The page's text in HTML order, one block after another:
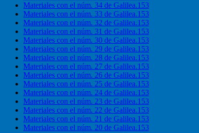
Materiales con el núm. 34 de Galilea.153
Materiales con el núm. 33 de Galilea.153
Materiales con el núm. 32 de Galilea.153
Materiales con el núm. 31 de Galilea.153
Materiales con el núm. 30 de Galilea.153
Materiales con el núm. 29 de Galilea.153
Materiales con el núm. 28 de Galilea.153
Materiales con el núm. 27 de Galilea.153
Materiales con el núm. 26 de Galilea.153
Materiales con el núm. 25 de Galilea.153
Materiales con el núm. 24 de Galilea.153
Materiales con el núm. 23 de Galilea.153
Materiales con el núm. 22 de Galilea.153
Materiales con el núm. 21 de Galilea.153
Materiales con el núm. 20 de Galilea.153